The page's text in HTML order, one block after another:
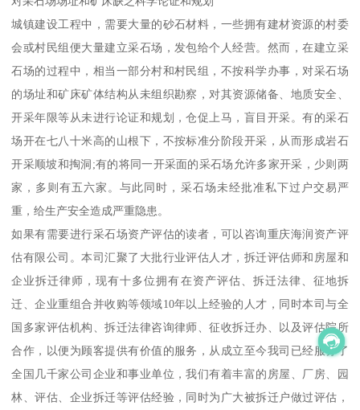
城镇建设工程中，需要大量的砂石材料，一些拥有建材资源的村委
会或村民组便大量建立采石场，发包给个人经营。然而，在建立采
石场的过程中，相当一部分村和村民组，不按科学办事，对采石场
的场址和矿床矿体结构从未组织勘察，对其资源储备、地质安全、
开采年限等从未进行论证和规划，仓促上马，盲目开采。有的采石
场开在七八十米高的山根下，不按标准分阶段开采，从而形成岩石
开采顺坡和掏洞;有的将同一开采面的采石场允许多家开采，少则两
家，多则有五六家。与此同时，采石场未经批准私下过户交易严
重，给生产安全造成严重隐患。
如果有需要进行采石场资产评估的读者，可以咨询重庆海润资产评
估有限公司。本司汇聚了大批行业评估人才，拆迁评估师和房屋和
企业拆迁律师，现有十多位拥有在资产评估、拆迁法律、征地拆
迁、企业重组合并收购等领域10年以上经验的人才，同时本司与全
国多家评估机构、拆迁法律咨询律师、征收拆迁办、以及评估院所
合作，以便为顾客提供有价值的服务，从成立至今我司已经服务了
全国几千家公司企业和事业单位，我们有着丰富的房屋、厂房、园
林、评估、企业拆迁等评估经验，同时为广大被拆迁户做过评估，